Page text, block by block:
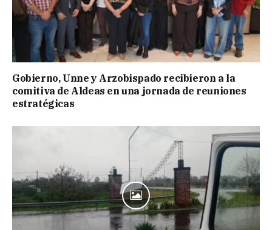
Gobierno, Unne y Arzobispado recibieron a la
comitiva de Aldeas en una jornada de reuniones
estratégicas